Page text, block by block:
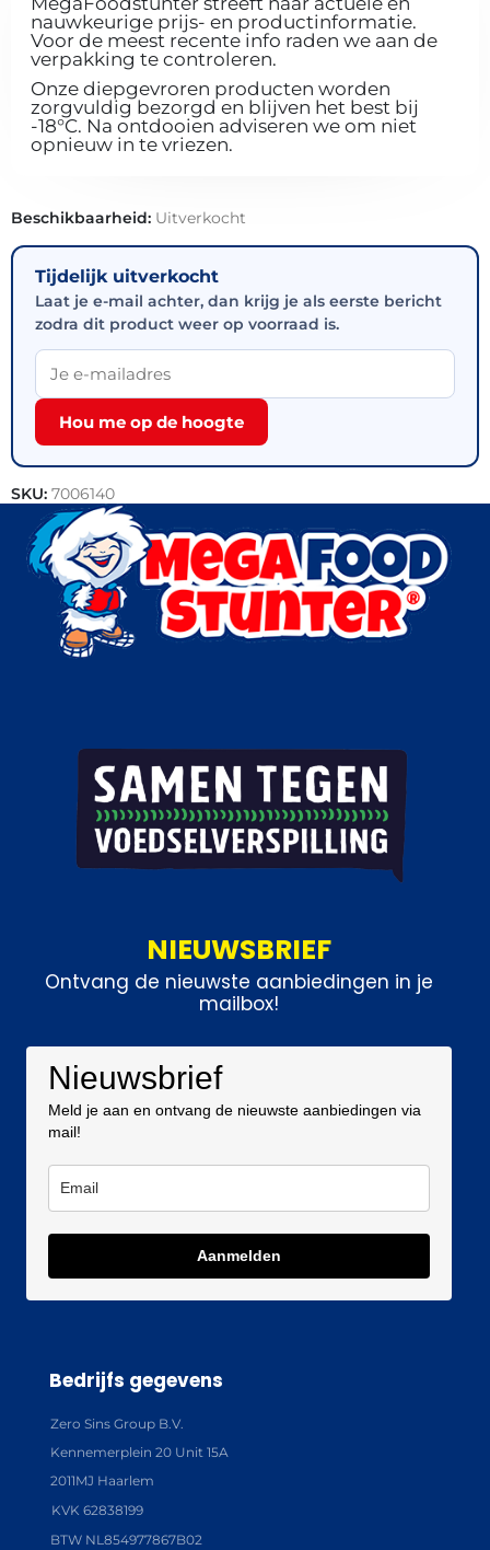
nauwkeurige prijs- en productinformatie.
Voor de meest recente info raden we aan de
verpakking te controleren.
Onze diepgevroren producten worden
zorgvuldig bezorgd en blijven het best bij
-18°C. Na ontdooien adviseren we om niet
opnieuw in te vriezen.
Beschikbaarheid: Uitverkocht
Tijdelijk uitverkocht
Laat je e-mail achter, dan krijg je als eerste bericht
zodra dit product weer op voorraad is.
Hou me op de hoogte
SKU: 7006140
Categorie: Maaltijden
NIEUWSBRIEF
Ontvang de nieuwste aanbiedingen in je
mailbox!
Nieuwsbrief
Meld je aan en ontvang de nieuwste aanbiedingen via
mail!
Aanmelden
Bedrijfs gegevens
Zero Sins Group B.V.
Kennemerplein 20 Unit 15A
2011MJ Haarlem
KVK 62838199
BTW NL854977867B02